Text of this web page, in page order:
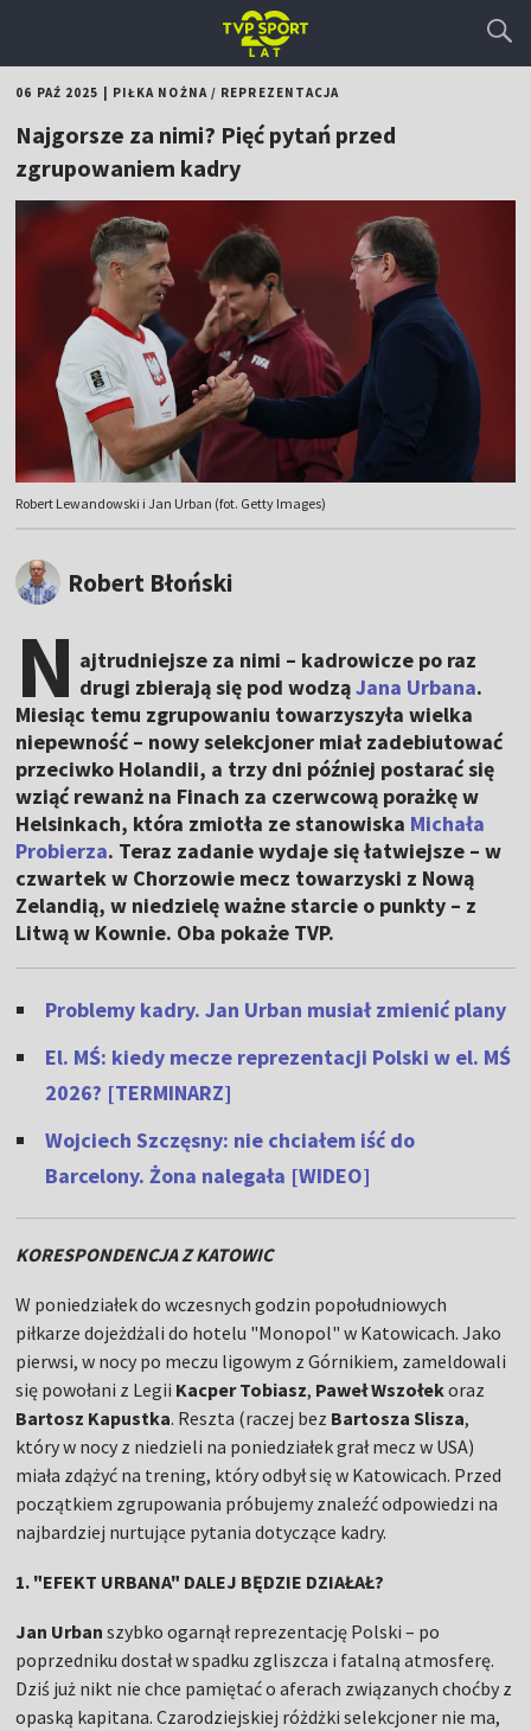
06 PAŹ 2025 PIŁKA NOŻNA/ REPREZENTACJA
Najgorsze za nimi? Pięć pytań przed
zgrupowaniem kadry
Robert Lewandowski i Jan Urban (fot. Getty Images)
Robert Błoński
N ajtrudniejsze za nimi – kadrowicze po raz
drugi zbierają się pod wodząJana Urbana.
Miesiąc temu zgrupowaniu towarzyszyła wielka
niepewność – nowy selekcjoner miał zadebiutować
przeciwko Holandii, a trzy dni później postarać się
wziąć rewanż na Finach za czerwcową porażkę w
Helsinkach, która zmiotła ze stanowiska Michała
Probierza. Teraz zadanie wydaje się łatwiejsze – w
czwartek w Chorzowie mecz towarzyski z Nową
Zelandią, w niedzielę ważne starcie o punkty – z
Litwą w Kownie. Oba pokaże TVP.
Problemy kadry. Jan Urban musiał zmienić plany
El. MŚ: kiedy mecze reprezentacji Polski w el. MŚ
2026? [TERMINARZ]
Wojciech Szczęsny: nie chciałem iść do
Barcelony. Żona nalegała [WIDEO]
KORESPONDENCJA Z KATOWIC
W poniedziałek do wczesnych godzin popołudniowych
piłkarze dojeżdżali do hotelu "Monopol" w Katowicach. Jako
pierwsi, w nocy po meczu ligowym z Górnikiem, zameldowali
się powołani z Legii Kacper Tobiasz, Paweł Wszołekoraz
Bartosz Kapustka. Reszta (raczej bez Bartosza Slisza,
który w nocy z niedzieli na poniedziałek grał mecz w USA)
miała zdążyć na trening, który odbył się w Katowicach. Przed
początkiem zgrupowania próbujemy znaleźć odpowiedzi na
najbardziej nurtujące pytania dotyczące kadry.
1. "EFEKT URBANA" DALEJ BĘDZIE DZIAŁAŁ?
Jan Urbanszybko ogarnął reprezentację Polski – po
poprzedniku dostał w spadku zgliszcza i fatalną atmosferę.
Dziś już nikt nie chce pamiętać o aferach związanych choćby z
opaską kapitana. Czarodziejskiej różdżki selekcjoner nie ma,